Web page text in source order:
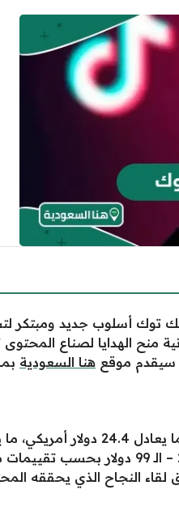
تيك توك أسلوب جديد
منح الهدايا لصناع
سيقدم موقع هنا السعودية
إنّ سعر هدية الحوت داخل تطبيق تيك توك هو 2150 قطعة
ضمن فئة الهدايا المتوسطة السعر في التطبيق، والتي تتراوح
النجاح الذي يحققه